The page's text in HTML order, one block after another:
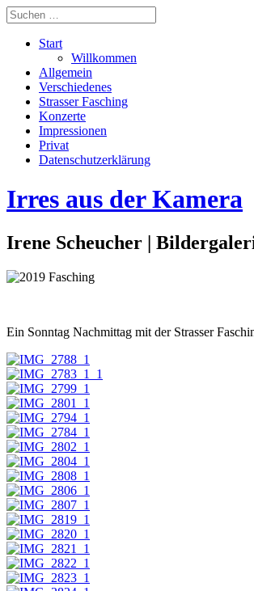
Start
Willkommen
Allgemein
Verschiedenes
Strasser Fasching
Konzerte
Impressionen
Privat
Datenschutzerklärung
Irres aus der Kamera
Irene Scheucher |
Ein Sonntag Nachmittag mit der Strasser